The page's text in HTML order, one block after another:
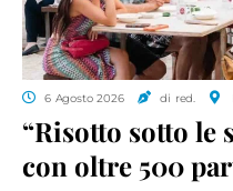
6 Agosto 2026 di red.
“Risotto sotto le
con oltre 500